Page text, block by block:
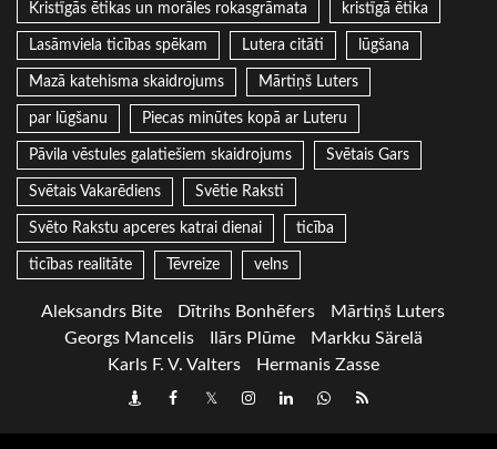
Kristīgās ētikas un morāles rokasgrāmata kristīgā ētika
Lasāmviela ticības spēkam Lutera citāti lūgšana
Mazā katehisma skaidrojums Mārtiņš Luters
par lūgšanu Piecas minūtes kopā ar Luteru
Pāvila vēstules galatiešiem skaidrojums Svētais Gars
Svētais Vakarēdiens Svētie Raksti
Svēto Rakstu apceres katrai dienai ticība
ticības realitāte Tēvreize velns
Aleksandrs Bite Dītrihs Bonhēfers
Mārtiņš Luters
Georgs Mancelis
Ilārs Plūme
Markku Särelä
Karls F. V. Valters
Hermanis Zasse
DraugiemFacebook
TwitterInstagram
LinkedInwhatsapp
RSS